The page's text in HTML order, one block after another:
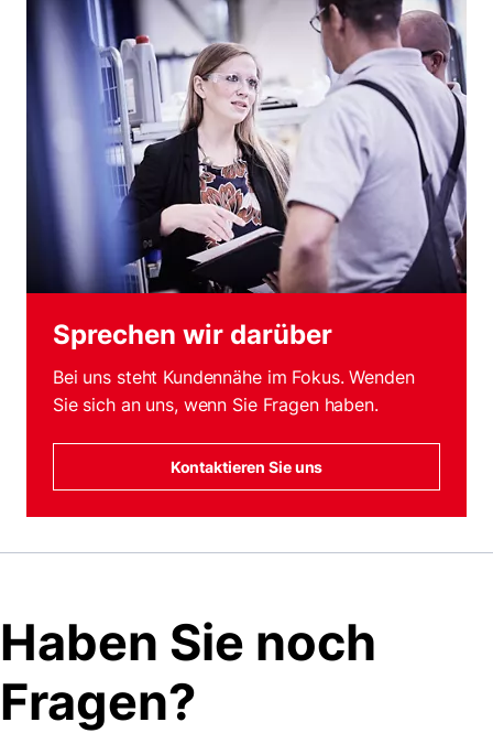
Sprechen wir darüber
Bei uns steht Kundennähe im Fokus. Wenden
Sie sich an uns, wenn Sie Fragen haben.
Kontaktieren Sie uns
Haben Sie noch
Fragen?